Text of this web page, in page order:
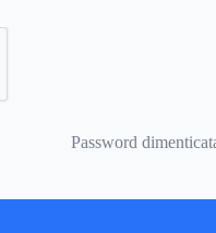
Password